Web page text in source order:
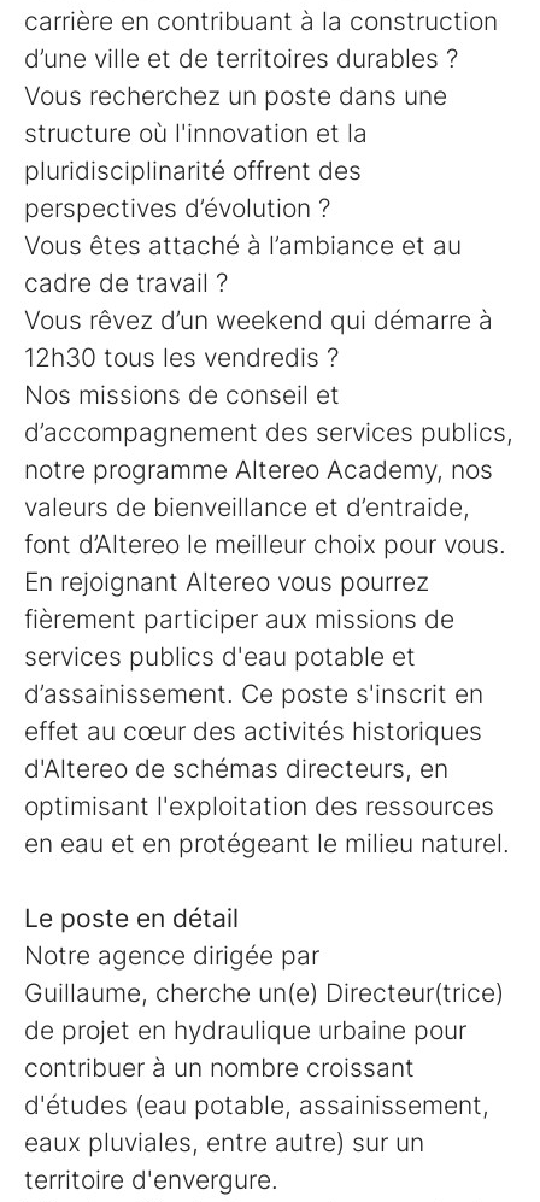
carrière en contribuant à la construction
d’une ville et de territoires durables ?
Vous recherchez un poste dans une
structure où l'innovation et la
pluridisciplinarité offrent des
perspectives d’évolution ?
Vous êtes attaché à l’ambiance et au
cadre de travail ?
Vous rêvez d’un weekend qui démarre à
12h30 tous les vendredis ?
Nos missions de conseil et
d’accompagnement des services publics,
notre programme Altereo Academy, nos
valeurs de bienveillance et d’entraide,
font d’Altereo le meilleur choix pour vous.
En rejoignant Altereo vous pourrez
fièrement participer aux missions de
services publics d'eau potable et
d’assainissement. Ce poste s'inscrit en
effet au cœur des activités historiques
d'Altereo de schémas directeurs, en
optimisant l'exploitation des ressources
en eau et en protégeant le milieu naturel.
Le poste en détail
Notre agence dirigée par
Guillaume, cherche un(e) Directeur(trice)
de projet en hydraulique urbaine pour
contribuer à un nombre croissant
d'études (eau potable, assainissement,
eaux pluviales, entre autre) sur un
territoire d'envergure.